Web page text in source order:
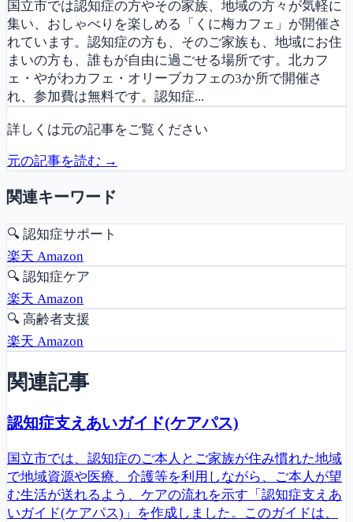
国立市では認知症の方やその家族、地域の方々が気軽に
集い、おしゃべりを楽しめる「くに梅カフェ」が開催さ
れています。認知症の方も、そのご家族も、地域にお住
まいの方も、誰もが自由に過ごせる場所です。北カフ
ェ・やがわカフェ・オリーブカフェの3か所で開催さ
れ、参加費は無料です。認知症...
詳しくは元の記事をご覧ください
元の記事を読む →
関連キーワード
🔍 認知症サポート
楽天 Amazon
🔍 認知症ケア
楽天 Amazon
🔍 高齢者支援
楽天 Amazon
関連記事
認知症支えあいガイド(ケアパス)
国立市では、認知症のご本人とご家族が住み慣れた地域
で地域資源や医療、介護等を利用しながら、ご本人が望
む生活が送れるよう、ケアの流れを示す「認知症支えあ
いガイド(ケアパス)」を作成しました。このガイドは、